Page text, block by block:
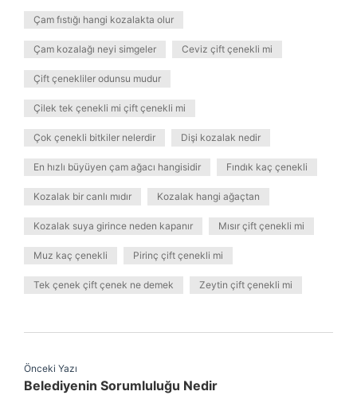
Çam fıstığı hangi kozalakta olur
Çam kozalağı neyi simgeler Ceviz çift çenekli mi
Çift çenekliler odunsu mudur
Çilek tek çenekli mi çift çenekli mi
Çok çenekli bitkiler nelerdir Dişi kozalak nedir
En hızlı büyüyen çam ağacı hangisidir Fındık kaç çenekli
Kozalak bir canlı mıdır Kozalak hangi ağaçtan
Kozalak suya girince neden kapanır Mısır çift çenekli mi
Muz kaç çenekli Pirinç çift çenekli mi
Tek çenek çift çenek ne demek Zeytin çift çenekli mi
Önceki Yazı
Belediyenin Sorumluluğu Nedir